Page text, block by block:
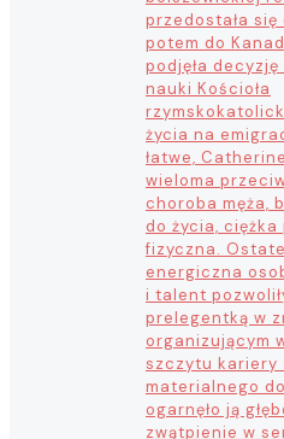
przedostała się
potem do
podjęła
nauki Kościoła
życia na
łatwe,
wieloma
choroba męża,
do życia, ciężka
fizyczna.
energiczna
i talent
prelegentką w
organizującym
szczytu kariery
materialnego
ogarnęło ją
zwątpienie w